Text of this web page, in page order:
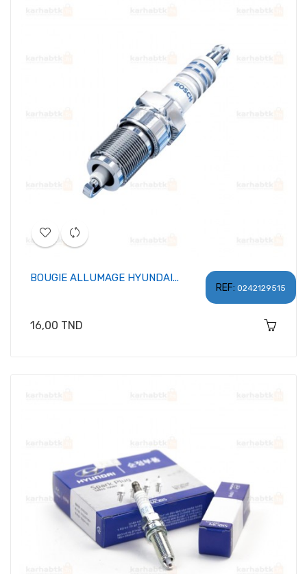
REF: 0242129515
BOUGIE ALLUMAGE HYUNDAI...
Prix
16,00 TND